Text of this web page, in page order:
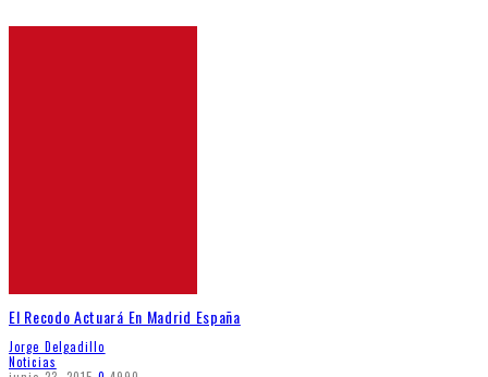
El Recodo Actuará En Madrid España
Jorge Delgadillo
Noticias